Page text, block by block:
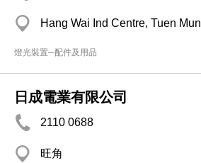
Hang Wai Ind Centre, Tuen Mun
燈光裝置─配件及用品
日成電業有限公司
2110 0688
旺角